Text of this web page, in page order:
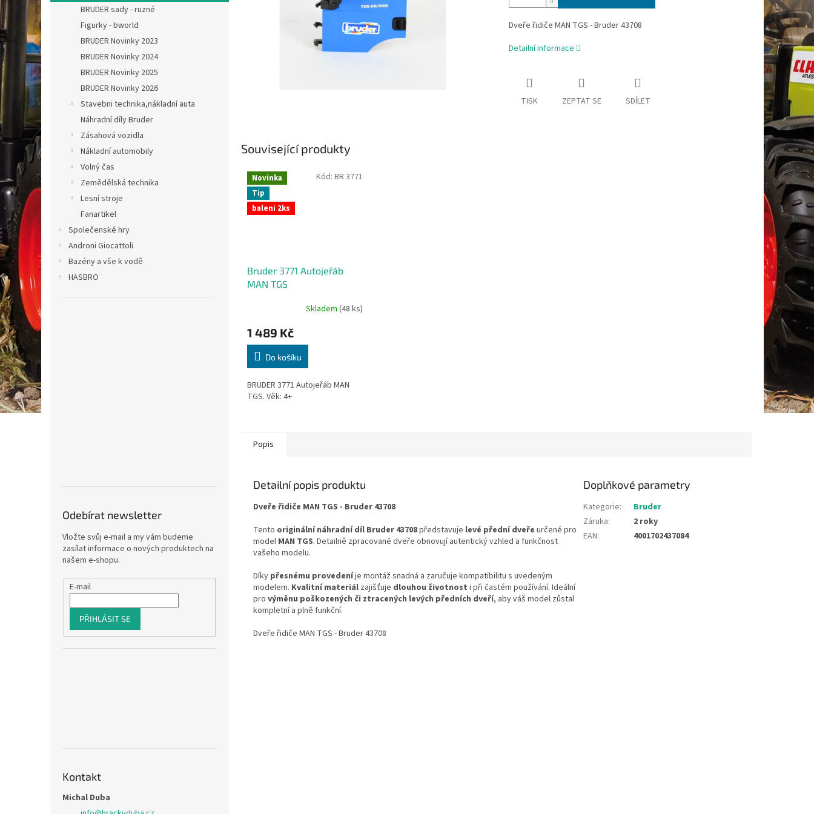
n
BRUDER sady - ruzné
Figurky - bworld
BRUDER Novinky 2023
BRUDER Novinky 2024
BRUDER Novinky 2025
BRUDER Novinky 2026
Stavebni technika,nákladní auta
Náhradní díly Bruder
Zásahová vozidla
Nákladní automobily
Volný čas
Zemědělská technika
Lesní stroje
Fanartikel
Společenské hry
Androni Giocattoli
Bazény a vše k vodě
HASBRO
Odebírat newsletter
Vložte svůj e-mail a my vám budeme
zasílat informace o nových produktech na
našem e-shopu.
E-mail
PŘIHLÁSIT SE
Kontakt
Michal Duba
Dveře řidiče MAN TGS - Bruder 43708
Detailní informace
TISK ZEPTAT SE SDÍLET
Související produkty
Novinka
Tip
baleni 2ks
Bruder 3771 Autojeřáb
MAN TGS
Skladem (48 ks)
1 489 Kč
Do košíku
BRUDER 3771 Autojeřáb MAN
TGS. Věk: 4+
Kód: BR 3771
Popis
Detailní popis produktu
Dveře řidiče MAN TGS - Bruder 43708
Tento originální náhradní díl Bruder 43708představuje levé přední dveře určené pro
model MAN TGS. Detailně zpracované dveře obnovují autentický vzhled a funkčnost
vašeho modelu.​
Díky přesnému provedeníje montáž snadná a zaručuje kompatibilitu s uvedeným
modelem. Kvalitní materiál zajišťuje dlouhou životnost i při častém používání. Ideální
pro výměnu poškozených či ztracených levých předních dveří, aby váš model zůstal
kompletní a plně funkční.
Dveře řidiče MAN TGS - Bruder 43708
Doplňkové parametry
Kategorie:
Bruder
Záruka:
2 roky
EAN: 4001702437084